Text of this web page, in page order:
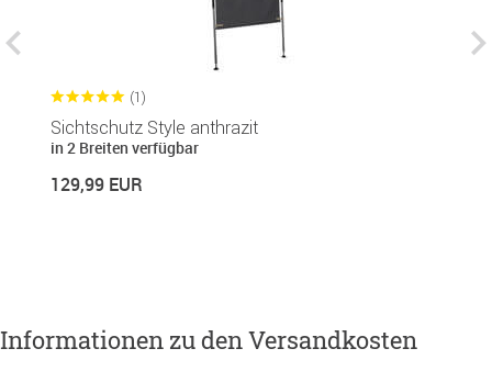
(1)
Sichtschutz Style anthrazit
in 2 Breiten verfügbar
129,99 EUR
Informationen zu den Versandkosten